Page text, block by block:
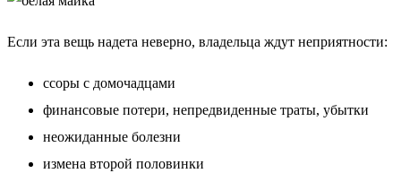
Если эта вещь надета неверно, владельца ждут неприятности:
ссоры с домочадцами
финансовые потери, непредвиденные траты, убытки
неожиданные болезни
измена второй половинки